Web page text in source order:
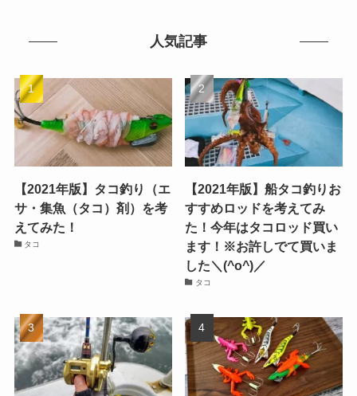
人気記事
【2021年版】タコ釣り（エ
サ・集魚（タコ）剤）を考
えてみた！
タコ
【2021年版】船タコ釣りお
すすめロッドを考えてみ
た！今年はタコロッド買い
ます！※お許しでて買いま
した＼(^o^)／
タコ